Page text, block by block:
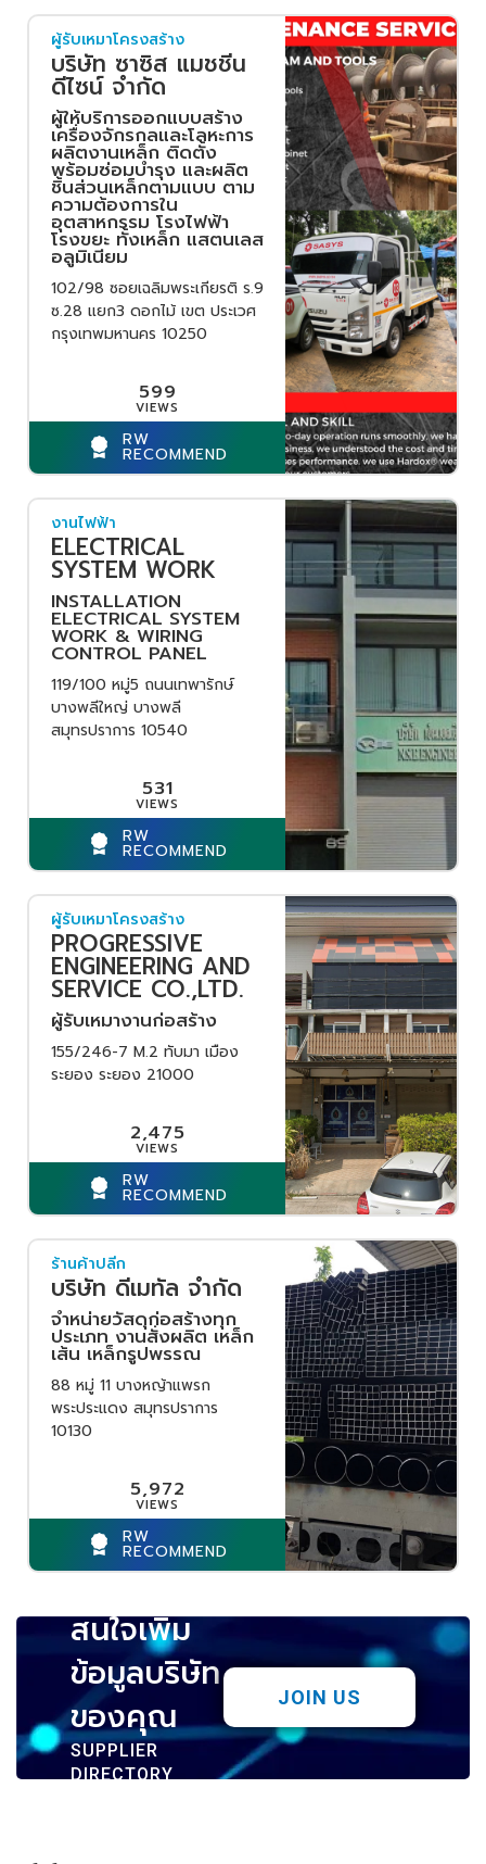
ผู้รับเหมาโครงสร้าง
บริษัท ซาซิส แมชชีน
ดีไซน์ จำกัด
ผู้ให้บริการออกแบบสร้าง
เครื่องจักรกลและโลหะการ
ผลิตงานเหล็ก ติดตั้ง
พร้อมซ่อมบำรุง และผลิต
ชิ้นส่วนเหล็กตามแบบ ตาม
ความต้องการใน
อุตสาหกรรม โรงไฟฟ้า
โรงขยะ ทั้งเหล็ก แสตนเลส
อลูมิเนียม
102/98 ซอยเฉลิมพระเกียรติ ร.9
ซ.28 แยก3 ดอกไม้ เขต ประเวศ
กรุงเทพมหานคร 10250
RW
RECOMMEND
599
งานไฟฟ้า
ELECTRICAL
SYSTEM WORK
INSTALLATION
ELECTRICAL SYSTEM
WORK & WIRING
CONTROL PANEL
119/100 หมู่5 ถนนเทพารักษ์
บางพลีใหญ่ บางพลี
สมุทรปราการ 10540
RW
RECOMMEND
531
ผู้รับเหมาโครงสร้าง
PROGRESSIVE
ENGINEERING AND
SERVICE CO.,LTD.
ผู้รับเหมางานก่อสร้าง
155/246-7 M.2 ทับมา เมือง
ระยอง ระยอง 21000
RW
RECOMMEND
2,475
ร้านค้าปลีก
บริษัท ดีเมทัล จำกัด
จำหน่ายวัสดุก่อสร้างทุก
ประเภท งานสั่งผลิต เหล็ก
เส้น เหล็กรูปพรรณ
88 หมู่ 11 บางหญ้าแพรก
พระประแดง สมุทรปราการ
10130
RW
RECOMMEND
5,972
สนใจเพิ่ม
ข้อมูลบริษัท
ของคุณ
SUPPLIER
DIRECTORY
JOIN US